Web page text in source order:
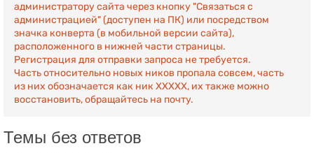
администратору сайта через кнопку "Связаться с
администрацией" (доступен на ПК) или посредством
значка конверта (в мобильной версии сайта),
расположенного в нижней части страницы.
Регистрация для отправки запроса не требуется.
Часть относительно новых ников пропала совсем, часть
из них обозначается как ник ХХХХХ, их также можно
восстановить, обращайтесь на почту.
Темы без ответов